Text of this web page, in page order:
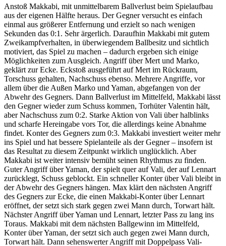
Anstoß Makkabi, mit unmittelbarem Ballverlust beim Spielaufbau
aus der eigenen Hälfte heraus. Der Gegner versucht es einfach
einmal aus größerer Entfernung und erzielt so nach wenigen
Sekunden das 0:1. Sehr ärgerlich. Daraufhin Makkabi mit gutem
Zweikampfverhalten, in überwiegendem Ballbesitz und sichtlich
motiviert, das Spiel zu machen – dadurch ergeben sich einige
Möglichkeiten zum Ausgleich. Angriff über Mert und Marko,
geklärt zur Ecke. Eckstoß ausgeführt auf Mert im Rückraum,
Torschuss gehalten, Nachschuss ebenso. Mehrere Angriffe, vor
allem über die Außen Marko und Yaman, abgefangen von der
Abwehr des Gegners. Dann Ballverlust im Mittelfeld, Makkabi lässt
den Gegner wieder zum Schuss kommen, Torhüter Valentin hält,
aber Nachschuss zum 0:2. Starke Aktion von Vali über halblinks
und scharfe Hereingabe vors Tor, die allerdings keine Abnahme
findet. Konter des Gegners zum 0:3. Makkabi investiert weiter mehr
ins Spiel und hat bessere Spielanteile als der Gegner – insofern ist
das Resultat zu diesem Zeitpunkt wirklich unglücklich. Aber
Makkabi ist weiter intensiv bemüht seinen Rhythmus zu finden.
Guter Angriff über Yaman, der spielt quer auf Vali, der auf Lennart
zurücklegt, Schuss geblockt. Ein schneller Konter über Vali bleibt in
der Abwehr des Gegners hängen. Max klärt den nächsten Angriff
des Gegners zur Ecke, die einen Makkabi-Konter über Lennart
eröffnet, der setzt sich stark gegen zwei Mann durch, Torwart hält.
Nächster Angriff über Yaman und Lennart, letzter Pass zu lang ins
Toraus. Makkabi mit dem nächsten Ballgewinn im Mittelfeld,
Konter über Yaman, der setzt sich auch gegen zwei Mann durch,
Torwart hält. Dann sehenswerter Angriff mit Doppelpass Vali-